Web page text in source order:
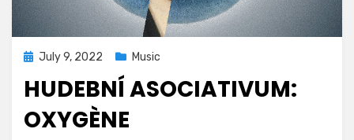
Posted
July 9, 2022 Music
HUDEBNÍ ASOCIATIVUM:
OXYGÈNE